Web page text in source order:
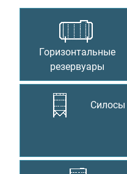
Горизонтальные
резервуары
Силосы